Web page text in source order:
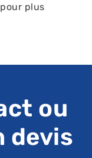
plus
ou
devis